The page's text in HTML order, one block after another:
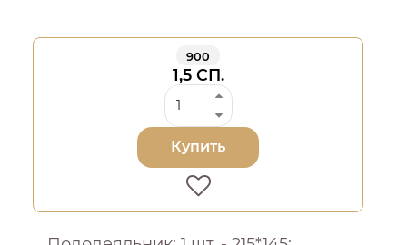
900
1,5 СП.
Купить